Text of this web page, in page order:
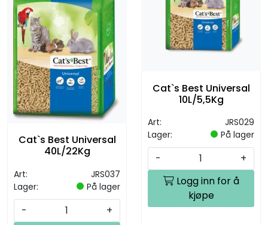
Cat`s Best Universal
40L/22Kg
Art:
JRS037
Lager:
På lager
-
+
Cat`s Best Universal
10L/5,5Kg
Art:
JRS029
Lager:
På lager
-
+
Logg inn for å
kjøpe